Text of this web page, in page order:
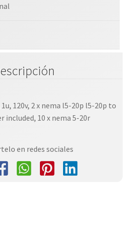
120v, 2 x nema l5-20p l5-20p to
included, 10 x nema 5-20r
en redes sociales